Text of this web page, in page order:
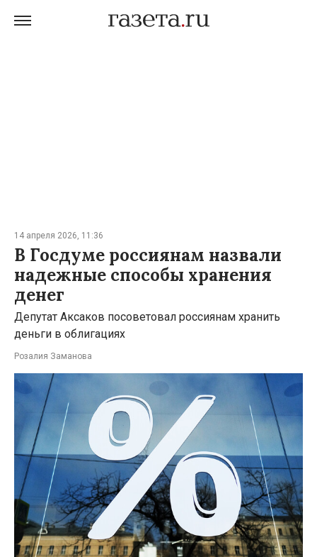
14 апреля 2026, 11:36
В Госдуме россиянам назвали
надежные способы хранения
денег
Депутат Аксаков посоветовал россиянам хранить
деньги в облигациях
Розалия Заманова